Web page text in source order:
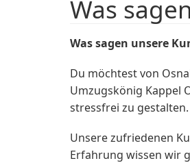
Was
Was sagen unsere
Du möchtest von
Umzugskönig Kappel
stressfrei zu gestalten.
Unsere zufriedenen
Erfahrung wissen wir